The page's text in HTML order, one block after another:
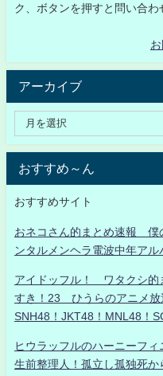
ク、ボタンを押すと問い合わ
アーカイブ
おすすめ～ん
おすすめサイト
おネコさん的まとめ速報 僕
ンタルメンヘラ電波中年ア
アイドッフル！ ワタクシ
すき！23 ひうらのアニメ
SNH48！JKT48！MNL48！
ヒウラッフルのハーニーフ
生前整理人！孤立し孤独死